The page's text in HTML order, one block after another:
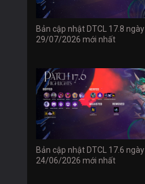
Bản cập nhật DTCL 17.8 ngày
29/07/2026 mới nhất
Bản cập nhật DTCL 17.6 ngày
24/06/2026 mới nhất